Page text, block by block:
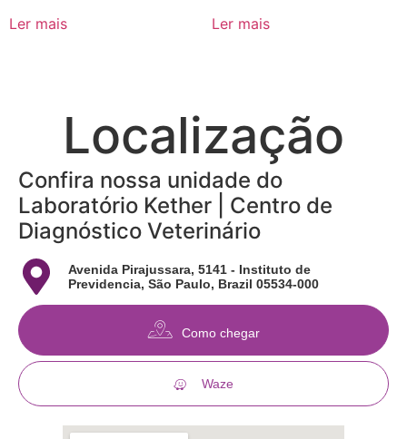
Ler mais Ler mais
Localização
Confira nossa unidade do
Laboratório Kether | Centro de
Diagnóstico Veterinário
Avenida Pirajussara, 5141 - Instituto de
Previdencia, São Paulo, Brazil 05534-000
Como chegar
Waze